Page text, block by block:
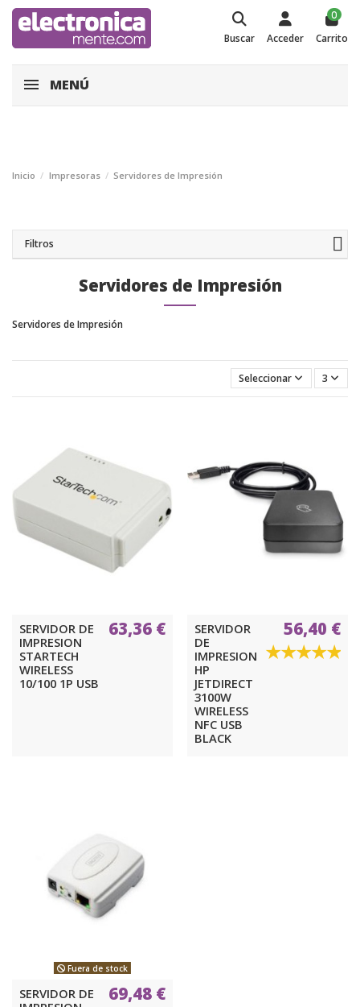
Buscar Acceder
0
Carrito
MENÚ
Inicio Impresoras Servidores de Impresión
Servidores de Impresión
Servidores de Impresión
Seleccionar 3
SERVIDOR DE
IMPRESION
STARTECH
WIRELESS
10/100 1P USB
63,36 €
SERVIDOR
DE
IMPRESION
HP
JETDIRECT
3100W
WIRELESS
NFC USB
BLACK
56,40 €
Fuera de stock
SERVIDOR DE
69,48 €
Filtros